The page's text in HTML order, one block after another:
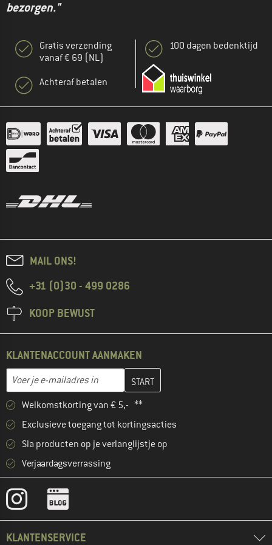
bezorgen."
Gratis verzending
vanaf € 69 (NL)
Achteraf betalen
100 dagen bedenktijd
MAIL ONS!
+31 (0)30 - 499 0286
KOOP BEWUST
KLANTENACCOUNT AANMAKEN
E-mailadres
Vul je e-mailadres hier in en maak in de volgende stap je
Welkomstkorting van € 5,- **
Exclusieve toegang tot kortingsacties
Sla producten op je verlanglijstje op
Verjaardagsverrassing
KLANTENSERVICE